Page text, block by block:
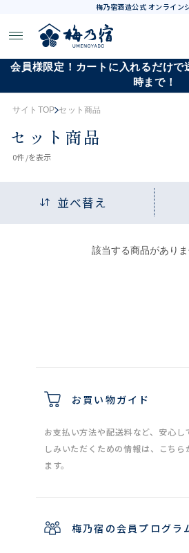
梅乃宿酒造公式 オンライン
会員様限定！カートに入れるだけで
時まで！
サイトTOP セット商品
セット商品
0件 /を表示
並べ替え
該当する商品がありま
お買い物ガイド
お支払い方法や配送料など、安心し
しみいただくための情報は、こちら
ます。
梅乃宿の会員プログラ